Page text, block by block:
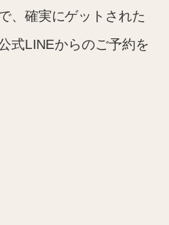
、確実にゲットされた
式LINEからのご予約を